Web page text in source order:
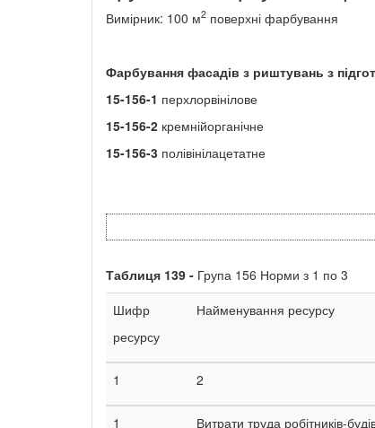
Вимірник: 100 м2 поверхні фарбування
Фарбування фасадів з риштувань з
15-156-1 перхлорвінілове
15-156-2 кремнійорганічне
15-156-3 полівінілацетатне
Таблиця 139 - Група 156 Норми з 1 по 3
Шифр
ресурсу
Найменування ресурсу
1 2
1 Витрати труда робітників-